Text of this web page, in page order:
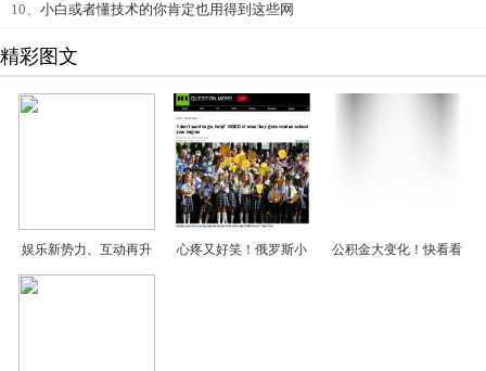
10、 小白或者懂技术的你肯定也用得到这些网
精彩图文
娱乐新势力、互动再升 心疼又好笑！俄罗斯小 公积金大变化！快看看